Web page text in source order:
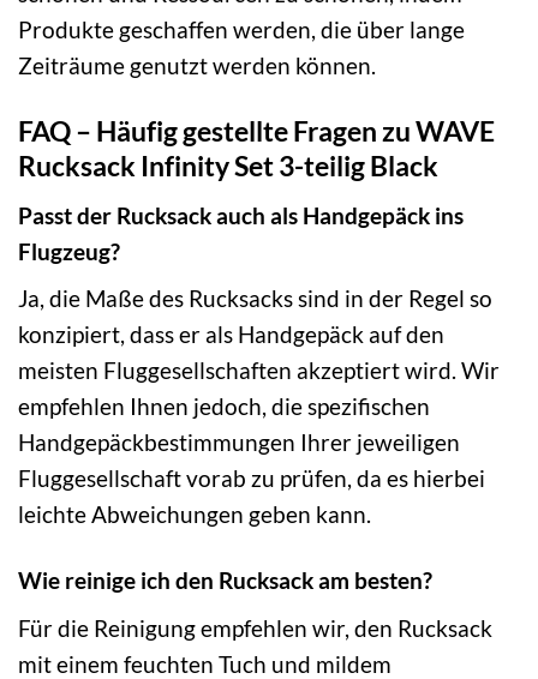
Produkte geschaffen werden, die über lange
Zeiträume genutzt werden können.
FAQ – Häufig gestellte Fragen zu WAVE
Rucksack Infinity Set 3-teilig Black
Passt der Rucksack auch als Handgepäck ins
Flugzeug?
Ja, die Maße des Rucksacks sind in der Regel so
konzipiert, dass er als Handgepäck auf den
meisten Fluggesellschaften akzeptiert wird. Wir
empfehlen Ihnen jedoch, die spezifischen
Handgepäckbestimmungen Ihrer jeweiligen
Fluggesellschaft vorab zu prüfen, da es hierbei
leichte Abweichungen geben kann.
Wie reinige ich den Rucksack am besten?
Für die Reinigung empfehlen wir, den Rucksack
mit einem feuchten Tuch und mildem